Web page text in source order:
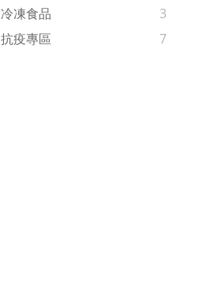
冷凍食品
3
抗疫專區
7